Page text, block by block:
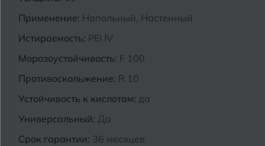
Применение: Напольный, Настенный
Истираемость: PEI IV
Морозоустойчивость: F 100
Противоскольжение: R 10
Устойчивость к кислотам: да
Универсальный: Да
Срок гарантии: 36 месяцев